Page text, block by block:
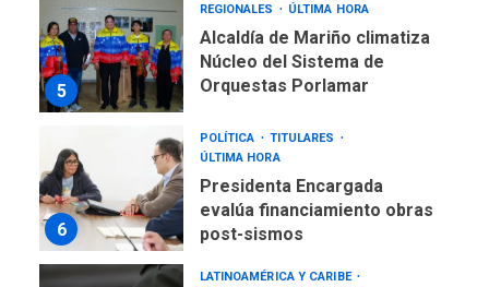
5
REGIONALES ÚLTIMA HORA
Alcaldía de Mariño climatiza
Núcleo del Sistema de
Orquestas Porlamar
6
POLÍTICA
TITULARES
ÚLTIMA HORA
Presidenta Encargada
evalúa financiamiento obras
post-sismos
LATINOAMÉRICA Y CARIBE